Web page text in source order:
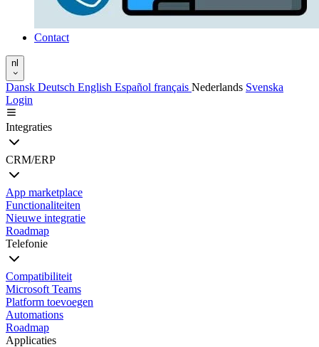
Contact
nl
Dansk Deutsch English Español français Nederlands Svenska
Login
Integraties
CRM/ERP
App marketplace
Functionaliteiten
Nieuwe integratie
Roadmap
Telefonie
Compatibiliteit
Microsoft Teams
Platform toevoegen
Automations
Roadmap
Applicaties